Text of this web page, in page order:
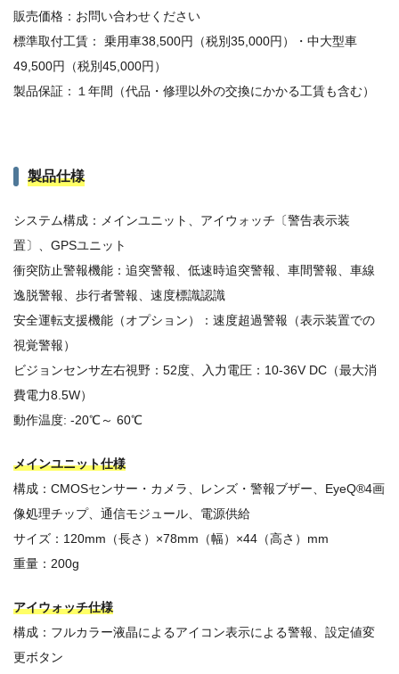
販売価格：お問い合わせください
標準取付工賃： 乗用車38,500円（税別35,000円）・中大型車
49,500円（税別45,000円）
製品保証：１年間（代品・修理以外の交換にかかる工賃も含む）
製品仕様
システム構成：メインユニット、アイウォッチ〔警告表示装
置〕、GPSユニット
衝突防止警報機能：追突警報、低速時追突警報、車間警報、車線
逸脱警報、歩行者警報、速度標識認識
安全運転支援機能（オプション）：速度超過警報（表示装置での
視覚警報）
ビジョンセンサ左右視野：52度、入力電圧：10-36V DC（最大消
費電力8.5W）
動作温度: -20℃～ 60℃
メインユニット仕様
構成：CMOSセンサー・カメラ、レンズ・警報ブザー、EyeQ®4画
像処理チップ、通信モジュール、電源供給
サイズ：120mm（長さ）×78mm（幅）×44（高さ）mm
重量：200g
アイウォッチ仕様
構成：フルカラー液晶によるアイコン表示による警報、設定値変
更ボタン